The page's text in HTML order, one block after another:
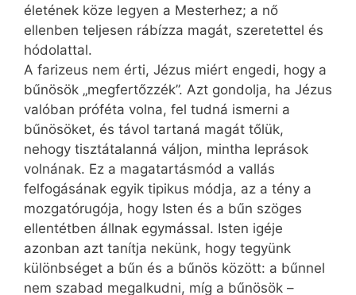
életének köze legyen a Mesterhez; a nő
ellenben teljesen rábízza magát, szeretettel és
hódolattal.
A farizeus nem érti, Jézus miért engedi, hogy a
bűnösök „megfertőzzék”. Azt gondolja, ha Jézus
valóban próféta volna, fel tudná ismerni a
bűnösöket, és távol tartaná magát tőlük,
nehogy tisztátalanná váljon, mintha leprások
volnának. Ez a magatartásmód a vallás
felfogásának egyik tipikus módja, az a tény a
mozgatórugója, hogy Isten és a bűn szöges
ellentétben állnak egymással. Isten igéje
azonban azt tanítja nekünk, hogy tegyünk
különbséget a bűn és a bűnös között: a bűnnel
nem szabad megalkudni, míg a bűnösök –